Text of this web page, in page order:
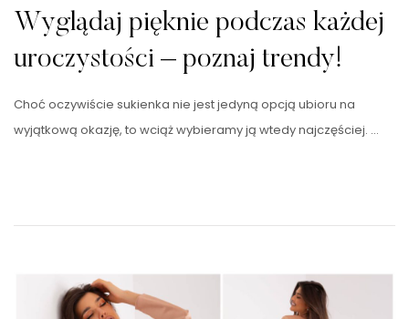
Wyglądaj pięknie podczas każdej
uroczystości – poznaj trendy!
Choć oczywiście sukienka nie jest jedyną opcją ubioru na
wyjątkową okazję, to wciąż wybieramy ją wtedy najczęściej. …